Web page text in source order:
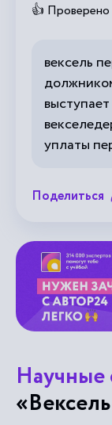
👍 Проверено
вексель
уплаты
Поделиться
Научные